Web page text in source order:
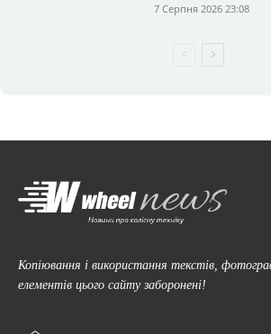
7 Серпня 2026 23:08
Копіювання і використання текстів,
елементів цього сайту заборонені!